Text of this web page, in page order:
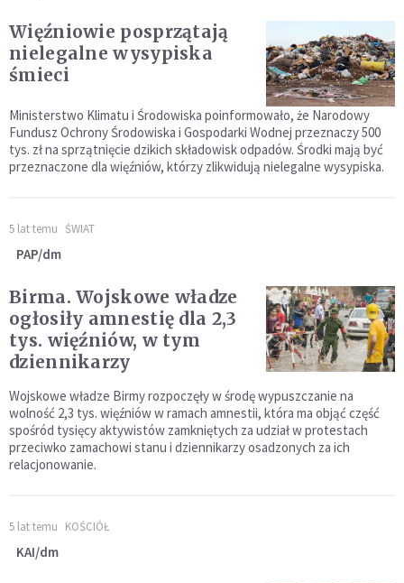
Więźniowie posprzątają
nielegalne wysypiska
śmieci
Ministerstwo Klimatu i Środowiska poinformowało, że Narodowy
Fundusz Ochrony Środowiska i Gospodarki Wodnej przeznaczy 500
tys. zł na sprzątnięcie dzikich składowisk odpadów. Środki mają być
przeznaczone dla więźniów, którzy zlikwidują nielegalne wysypiska.
5 lat temu ŚWIAT
PAP/dm
Birma. Wojskowe władze
ogłosiły amnestię dla 2,3
tys. więźniów, w tym
dziennikarzy
Wojskowe władze Birmy rozpoczęły w środę wypuszczanie na
wolność 2,3 tys. więźniów w ramach amnestii, która ma objąć część
spośród tysięcy aktywistów zamkniętych za udział w protestach
przeciwko zamachowi stanu i dziennikarzy osadzonych za ich
relacjonowanie.
5 lat temu KOŚCIÓŁ
KAI/dm